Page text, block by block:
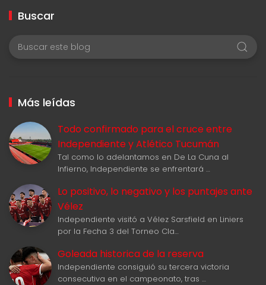
Buscar
Más leídas
Todo confirmado para el cruce entre
Independiente y Atlético Tucumán
Tal como lo adelantamos en De La Cuna al
Infierno, Independiente se enfrentará …
Lo positivo, lo negativo y los puntajes ante
Vélez
Independiente visitó a Vélez Sarsfield en Liniers
por la Fecha 3 del Torneo Cla…
Goleada historica de la reserva
Independiente consiguió su tercera victoria
consecutiva en el campeonato, tras …